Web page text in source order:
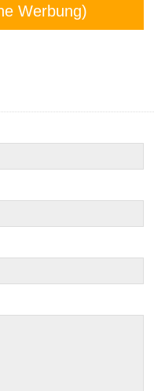
Werbung)